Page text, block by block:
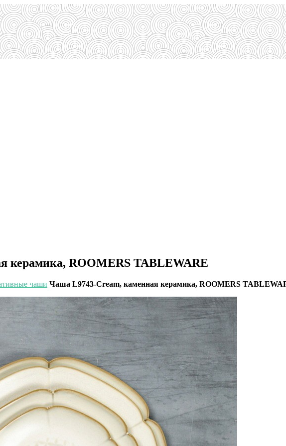
керамика, ROOMERS TABLEWARE
чаши Чаша L9743-Cream, каменная керамика, ROOMERS